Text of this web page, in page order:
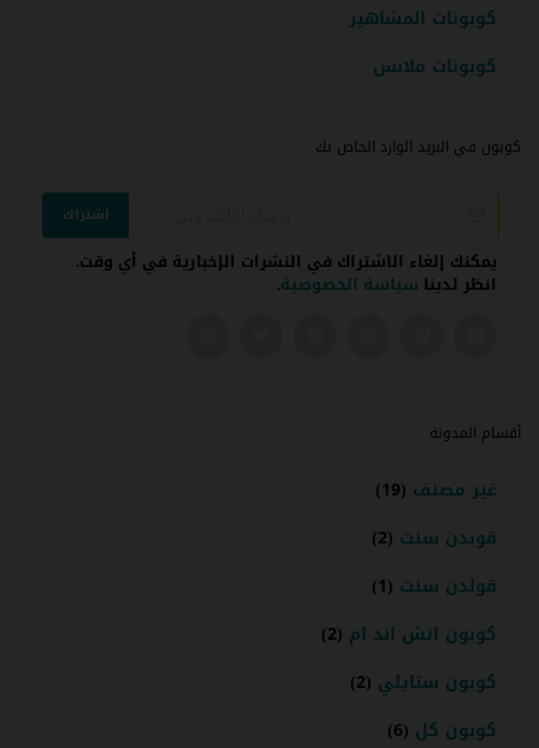
كوبونات المشاهير
كوبونات ملابس
كوبون في البريد الوارد الخاص بك
اشتراك
يمكنك إلغاء الاشتراك في النشرات الإخبارية في أي وقت.
انظر لدينا سياسة الخصوصية.
أقسام المدونة
غير مصنف (19)
قوبدن سنت (2)
قولدن سنت (1)
كوبون اتش اند ام (2)
كوبون ستايلي (2)
كوبون كل (6)